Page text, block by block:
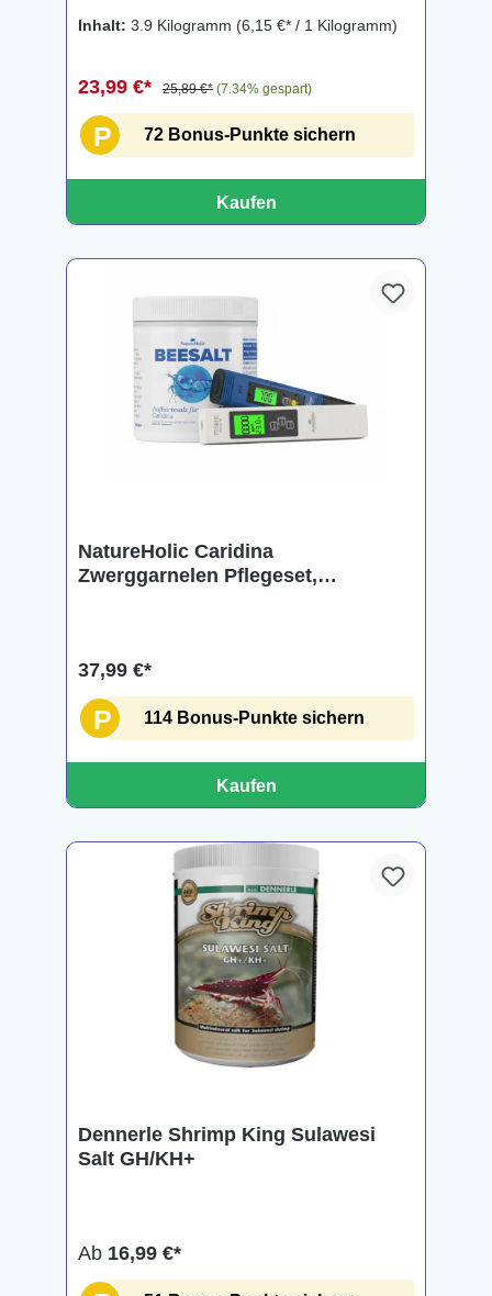
Inhalt: 3.9 Kilogramm (6,15 €* / 1 Kilogramm)
23,99 €* 25,89 €* (7.34% gespart)
P 72 Bonus-Punkte sichern
Kaufen
NatureHolic Caridina
Zwerggarnelen Pflegeset,
37,99 €*
P 114 Bonus-Punkte sichern
Kaufen
Dennerle Shrimp King Sulawesi
Salt GH/KH+
Ab 16,99 €*